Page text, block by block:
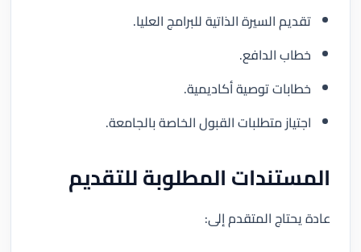
تقديم السيرة الذاتية للبرامج العليا.
خطاب الدافع.
خطابات توصية أكاديمية.
اجتياز متطلبات القبول الخاصة بالجامعة.
المستندات المطلوبة للتقديم
عادة يحتاج المتقدم إلى: